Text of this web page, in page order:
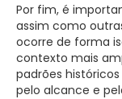
Por fim, é
assim como
ocorre de forma
contexto mais
padrões
pelo alcance e